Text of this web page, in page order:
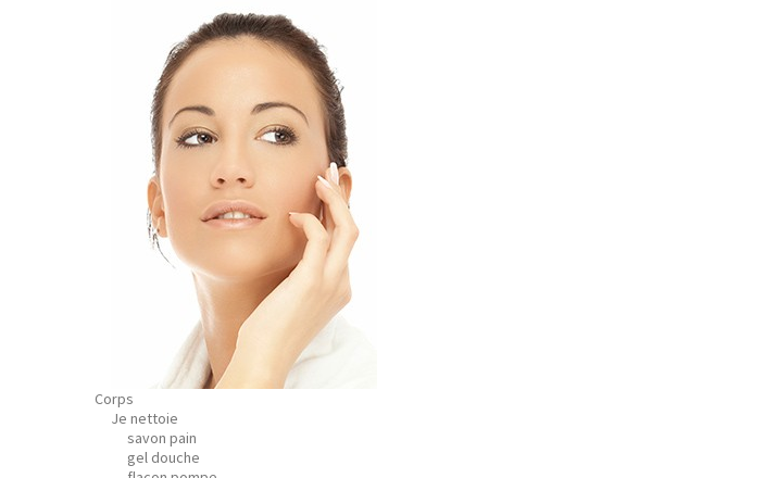
Corps
Je nettoie
savon pain
gel douche